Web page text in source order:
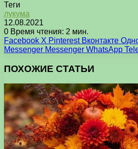
Теги
лукума
12.08.2021
0 Время чтения: 2 мин.
Facebook X Pinterest Вконтакте
Messenger Messenger WhatsApp
ПОХОЖИЕ СТАТЬИ